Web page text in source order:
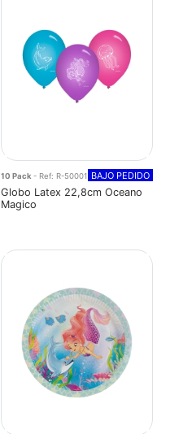
10 Pack - Ref: R-50001 BAJO PEDIDO
Globo Latex 22,8cm Oceano
Magico